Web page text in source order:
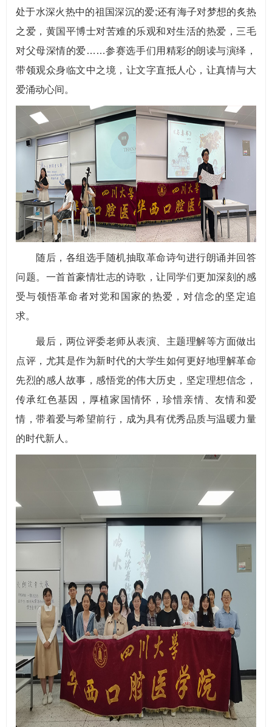
处于水深火热中的祖国深沉的爱;还有海子对梦想的炙热
之爱，黄国平博士对苦难的乐观和对生活的热爱，三毛
对父母深情的爱……参赛选手们用精彩的朗读与演绎，
带领观众身临文中之境，让文字直抵人心，让真情与大
爱涌动心间。
随后，各组选手随机抽取革命诗句进行朗诵并回答
问题。一首首豪情壮志的诗歌，让同学们更加深刻的感
受与领悟革命者对党和国家的热爱，对信念的坚定追
求。
最后，两位评委老师从表演、主题理解等方面做出
点评，尤其是作为新时代的大学生如何更好地理解革命
先烈的感人故事，感悟党的伟大历史，坚定理想信念，
传承红色基因，厚植家国情怀，珍惜亲情、友情和爱
情，带着爱与希望前行，成为具有优秀品质与温暖力量
的时代新人。